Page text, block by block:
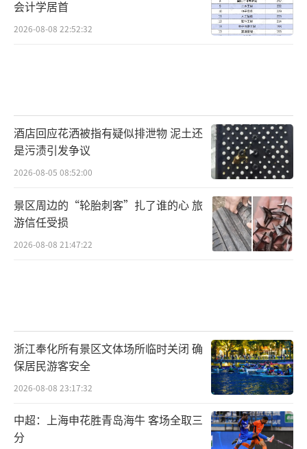
会计学居首
2026-08-08 22:52:32
酒店回应花洒被指有疑似排泄物 泥土还
是污渍引发争议
2026-08-05 08:52:00
景区周边的“轮胎刺客”扎了谁的心 旅
游信任受损
2026-08-08 21:47:22
浙江奉化所有景区文体场所临时关闭 确
保居民游客安全
2026-08-08 23:17:32
中超：上海申花胜青岛海牛 客场全取三
分